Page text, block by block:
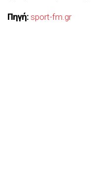
Πηγή: sport-fm.gr